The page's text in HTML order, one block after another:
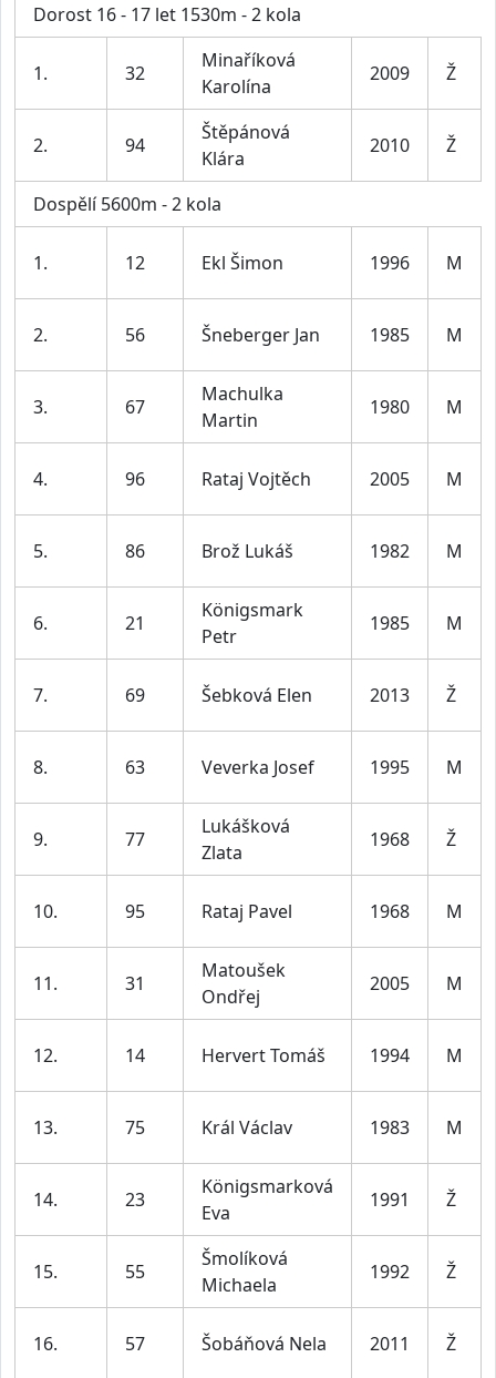
Dorost 16 - 17 let 1530m - 2 kola
1. 32
Minaříková
Karolína
2009 Ž
2. 94
Štěpánová
Klára
2010 Ž
Dospělí 5600m - 2 kola
1. 12 Ekl Šimon 1996 M
2. 56 Šneberger Jan 1985 M
3. 67
Machulka
Martin
1980 M
4. 96 Rataj Vojtěch 2005 M
5. 86 Brož Lukáš 1982 M
6. 21
Königsmark
Petr
1985 M
7. 69 Šebková Elen 2013 Ž
8. 63 Veverka Josef 1995 M
9. 77
Lukášková
Zlata
1968 Ž
10. 95 Rataj Pavel 1968 M
11. 31
Matoušek
Ondřej
2005 M
12. 14 Hervert Tomáš 1994 M
13. 75 Král Václav 1983 M
14. 23
Königsmarková
Eva
1991 Ž
15. 55
Šmolíková
Michaela
1992 Ž
16. 57 Šobáňová Nela 2011 Ž